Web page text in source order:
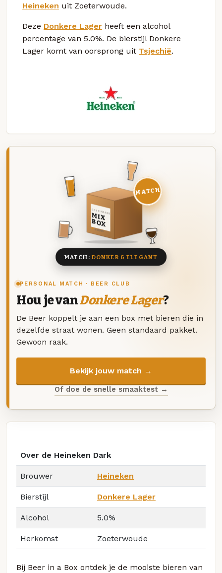
Heineken uit Zoeterwoude.
Deze Donkere Lager heeft een alcohol
percentage van 5.0%. De bierstijl Donkere
Lager komt van oorsprong uit Tsjechië.
PERSONAL MATCH · BEER CLUB
Hou je vanDonkere Lager?
De Beer koppelt je aan een box met bieren die in
dezelfde straat wonen. Geen standaard pakket.
Gewoon raak.
Bekijk jouw match →
Of doe de snelle smaaktest →
DEZE MAAND
MIX
BOX
8 BIEREN
MATCH
MATCH: DONKER & ELEGANT
Over de Heineken Dark
Brouwer Heineken
Bierstijl Donkere Lager
Alcohol 5.0%
Herkomst Zoeterwoude
Bij Beer in a Box ontdek je de mooiste bieren van